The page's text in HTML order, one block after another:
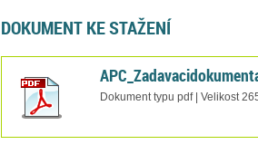
DOKUMENT KE STAŽENÍ
Dokument typu pdf | Velikost